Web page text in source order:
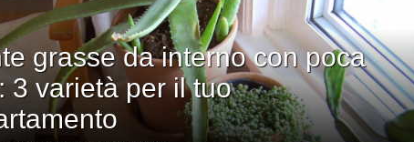
grasse da interno con poca
3 varietà per il tuo